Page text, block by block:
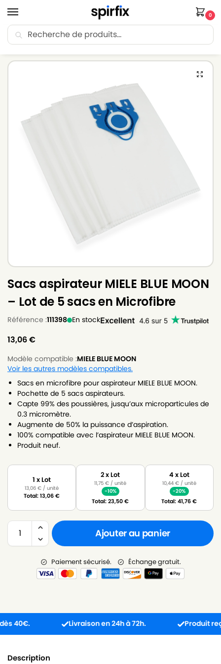
0
🚚 Livraison Point Relais offerte dès 30€ d’achat.
Sacs aspirateur MIELE BLUE MOON
– Lot de 5 sacs en Microfibre
Référence :111398 En stock
13,06€
Modèle compatible :MIELE BLUE MOON
Voir les autres modèles compatibles.
Sacs en microfibre pour aspirateur MIELE BLUE MOON.
Pochette de 5 sacs aspirateurs.
Capte 99% des poussières, jusqu’aux microparticules de
0.3 micromètre.
Augmente de 50% la puissance d’aspiration.
100% compatible avec l’aspirateur MIELE BLUE MOON.
Produit neuf.
1 x Lot
13,06€ / unité
Total:13,06€
2 x Lot
11,75€ / unité
-10%
Total:23,50€
4 x Lot
10,44 €/ unité
-20%
Total:41,76€
Ajouter au panier
Paiement sécurisé. Échange gratuit.
Livraison en 24h à 72h. Produit reçu
Description